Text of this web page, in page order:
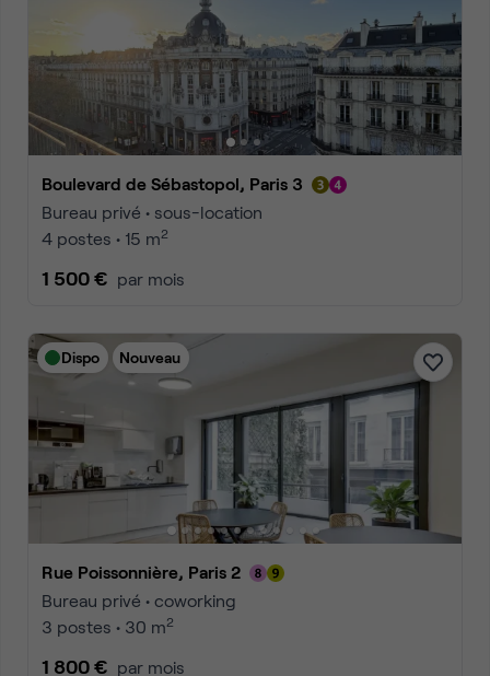
Boulevard de Sébastopol, Paris 3
Bureau privé • sous-location
4 postes • 15 m2
1 500 € par mois
Dispo Nouveau
Rue Poissonnière, Paris 2
Bureau privé • coworking
3 postes • 30 m2
1 800 € par mois